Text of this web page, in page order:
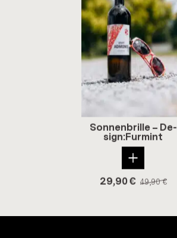
Son­nen­bril­le – De­
sign:Fur­mint
29,90€ 49,90€